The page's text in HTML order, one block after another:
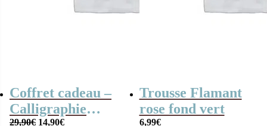
Coffret cadeau –
Calligraphie
29,90€ Le
14,90€Le
Trousse Flamant
rose fond vert
6,99€